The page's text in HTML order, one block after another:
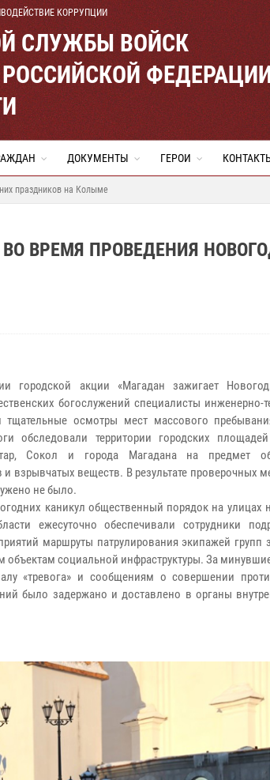
КОРРУПЦИИ
СЛУЖБЫ ВОЙСК
ДОКУМЕНТЫ ГЕРОИ
праздников на Колыме
ВРЕМЯ ПРОВЕДЕНИЯ
городской акции «Магадан зажигает
богослужений специалисты инженерно-
осмотры мест массового
обследовали территории городских
Сокол и города Магадана на предмет
взрывчатых веществ. В результате проверочных
не было.
каникул общественный порядок на улицах
ежесуточно обеспечивали сотрудники
маршруты патрулирования экипажей групп
социальной инфраструктуры. За
«тревога» и сообщениям о совершении
было задержано и доставлено в органы